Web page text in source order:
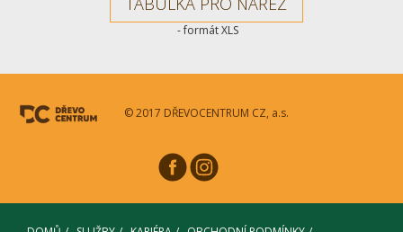
- formát XLS
© 2017 DŘEVOCENTRUM CZ, a.s.